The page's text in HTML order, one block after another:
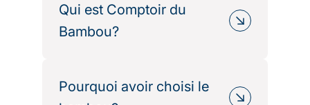
Qui est Comptoir du
Bambou?
française spécialisée dans le linge de
maison haut de gamme fabriqué à
Pourquoi avoir choisi le